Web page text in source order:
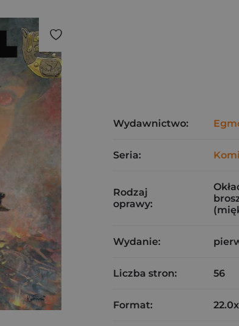
Wydawnictwo:
Seria:
Rodzaj
oprawy:
Wydanie:
Liczba stron: 56
Format: